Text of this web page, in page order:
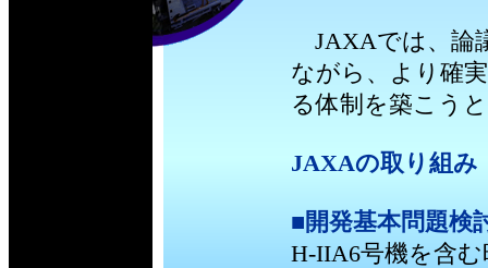
JAXAでは、論
ながら、より確
る体制を築こう
JAXAの取り組み
■開発基本問題検
H-IIA6号機を含